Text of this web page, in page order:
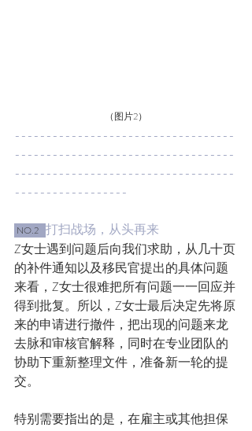
（图片2）
-----------------------------------
-----------------------------------
-----------------------------------
------------------
NO.2 打扫战场，从头再来
Z女士遇到问题后向我们求助，从几十页
的补件通知以及移民官提出的具体问题
来看，Z女士很难把所有问题一一回应并
得到批复。所以，Z女士最后决定先将原
来的申请进行撤件，把出现的问题来龙
去脉和审核官解释，同时在专业团队的
协助下重新整理文件，准备新一轮的提
交。
特别需要指出的是，在雇主或其他担保